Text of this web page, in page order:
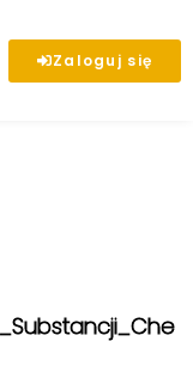
Zaloguj się